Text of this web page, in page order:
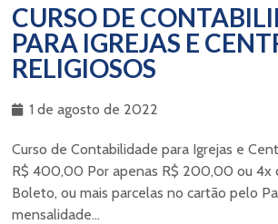
CURSO DE
PARA IGREJAS E
RELIGIOSOS
1 de agosto de 2022
Curso de Contabilidade para Igrejas e
R$ 400,00 Por apenas R$ 200,00 ou 4x
Boleto, ou mais parcelas no cartão pelo
mensalidade...